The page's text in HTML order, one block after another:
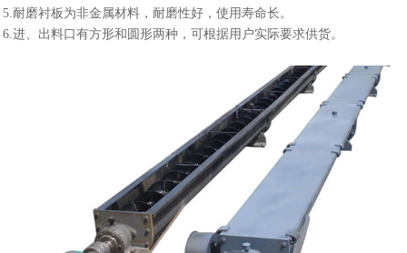
5.耐磨衬板为非金属材料，耐磨性好，使用寿命长。
6.进、出料口有方形和圆形两种，可根据用户实际要求供货。